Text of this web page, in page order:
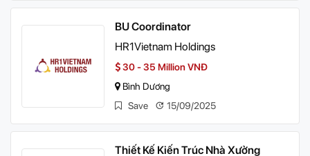
BU Coordinator
HR1Vietnam Holdings
30 - 35 Million VNĐ
Bình Dương
Save
15/09/2025
Thiết Kế Kiến Trúc Nhà Xưởng